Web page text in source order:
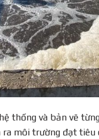
thống và bản vẽ
môi trường đạt tiêu